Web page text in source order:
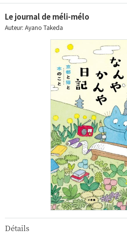
Le journal de méli-mélo
Auteur: Ayano Takeda
Détails